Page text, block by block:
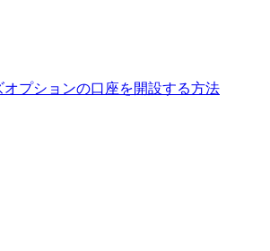
オプションの口座を開設する方法